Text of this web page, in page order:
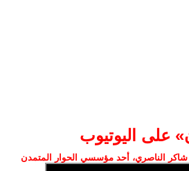
على اليوتيوب
الناصري، أحد مؤسسي الحوار المتمدن